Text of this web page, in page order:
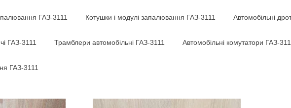
ГАЗ-3111 Котушки і модулі запалювання ГАЗ-3111 Автомобільні
ГАЗ-3111 Трамблери автомобільні ГАЗ-3111 Автомобільні комутатори ГАЗ-
ГАЗ-3111